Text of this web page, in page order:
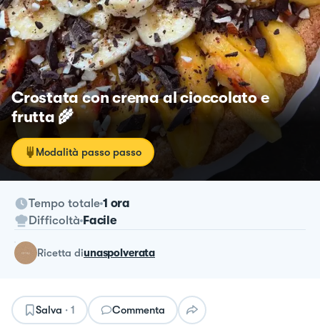
Crostata con crema al cioccolato e
frutta 🌾
Modalità passo passo
Tempo totale 1 ora
Difficoltà Facile
ricetta diunaspolverata
Salva · 1 Commenta